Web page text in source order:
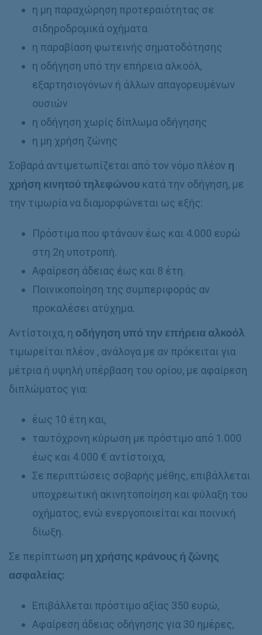
η μη παραχώρηση προτεραιότητας σε
σιδηροδρομικά οχήματα
η παραβίαση φωτεινής σηματοδότησης
η οδήγηση υπό την επήρεια αλκοόλ,
εξαρτησιογόνων ή άλλων απαγορευμένων
ουσιών
η οδήγηση χωρίς δίπλωμα οδήγησης
η μη χρήση ζώνης
Σοβαρά αντιμετωπίζεται από τον νόμο πλέον η
χρήση κινητού τηλεφώνου κατά την οδήγηση, με
την τιμωρία να διαμορφώνεται ως εξής:
Πρόστιμα που φτάνουν έως και 4.000 ευρώ
στη 2η υποτροπή.
Αφαίρεση άδειας έως και 8 έτη.
Ποινικοποίηση της συμπεριφοράς αν
προκαλέσει ατύχημα.
Αντίστοιχα, η οδήγηση υπό την επήρεια αλκοόλ
τιμωρείται πλέον , ανάλογα με αν πρόκειται για
μέτρια ή υψηλή υπέρβαση του ορίου, με αφαίρεση
διπλώματος για:
έως 10 έτη και,
ταυτόχρονη κύρωση με πρόστιμο από 1.000
έως και 4.000 € αντίστοιχα,
Σε περιπτώσεις σοβαρής μέθης, επιβάλλεται
υποχρεωτική ακινητοποίηση και φύλαξη του
οχήματος, ενώ ενεργοποιείται και ποινική
δίωξη.
Σε περίπτωση μη χρήσης κράνους ή ζώνης
ασφαλείας:
Επιβάλλεται πρόστιμο αξίας 350 ευρώ,
Αφαίρεση άδειας οδήγησης για 30 ημέρες,